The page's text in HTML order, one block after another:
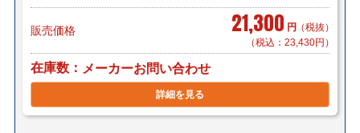
販売価格 21,300 円 （税抜）
（税込：23,430円）
在庫数 メーカーお問い合わせ
詳細を見る